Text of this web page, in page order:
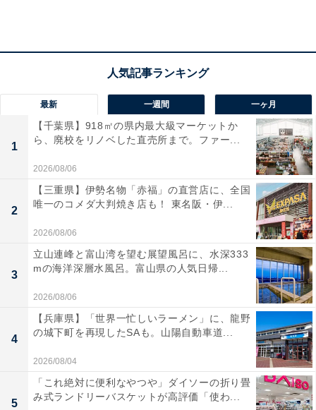
【5万円】Marni（マルニ）バッグ・財布2点セッ
最新 一週間 一ヶ月
1
【千葉県】918㎡の県内最大級マーケットか
ら、廃校をリノベした直売所まで。ファー...
2026/08/06
2
【三重県】伊勢名物「赤福」の直営店に、全国
唯一のコメダ大判焼き店も！ 東名阪・伊...
2026/08/06
3
立山連峰と富山湾を望む展望風呂に、水深333
mの海洋深層水風呂。富山県の人気日帰...
2026/08/06
4
【兵庫県】「世界一忙しいラーメン」に、龍野
の城下町を再現したSAも。山陽自動車道...
2026/08/04
5
「これ絶対に便利なやつや」ダイソーの折り畳
み式ランドリーバスケットが高評価「使わ...